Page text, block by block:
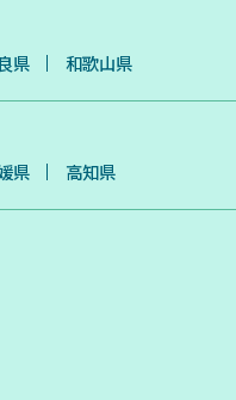
県 和歌山県
県 高知県